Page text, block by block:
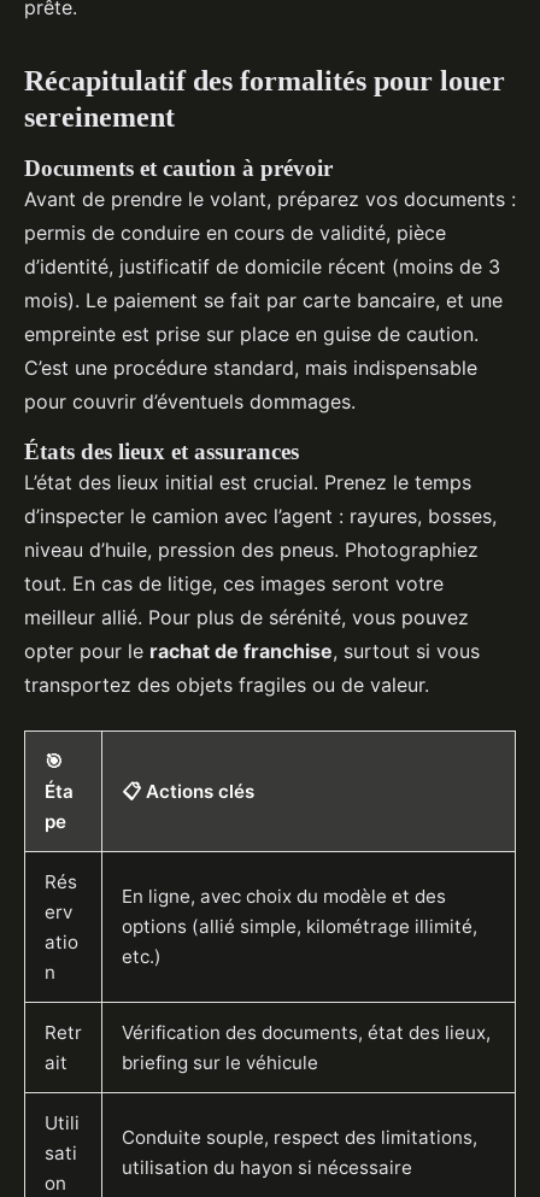
prête.
Récapitulatif des formalités pour louer
sereinement
Documents et caution à prévoir
Avant de prendre le volant, préparez vos documents :
permis de conduire en cours de validité, pièce
d’identité, justificatif de domicile récent (moins de 3
mois). Le paiement se fait par carte bancaire, et une
empreinte est prise sur place en guise de caution.
C’est une procédure standard, mais indispensable
pour couvrir d’éventuels dommages.
États des lieux et assurances
L’état des lieux initial est crucial. Prenez le temps
d’inspecter le camion avec l’agent : rayures, bosses,
niveau d’huile, pression des pneus. Photographiez
tout. En cas de litige, ces images seront votre
meilleur allié. Pour plus de sérénité, vous pouvez
opter pour le rachat de franchise, surtout si vous
transportez des objets fragiles ou de valeur.
🎯
Éta
pe
📋 Actions clés
Rés
erv
atio
n
En ligne, avec choix du modèle et des
options (allié simple, kilométrage illimité,
etc.)
Retr
ait
Vérification des documents, état des lieux,
briefing sur le véhicule
Utili
sati
on
Conduite souple, respect des limitations,
utilisation du hayon si nécessaire